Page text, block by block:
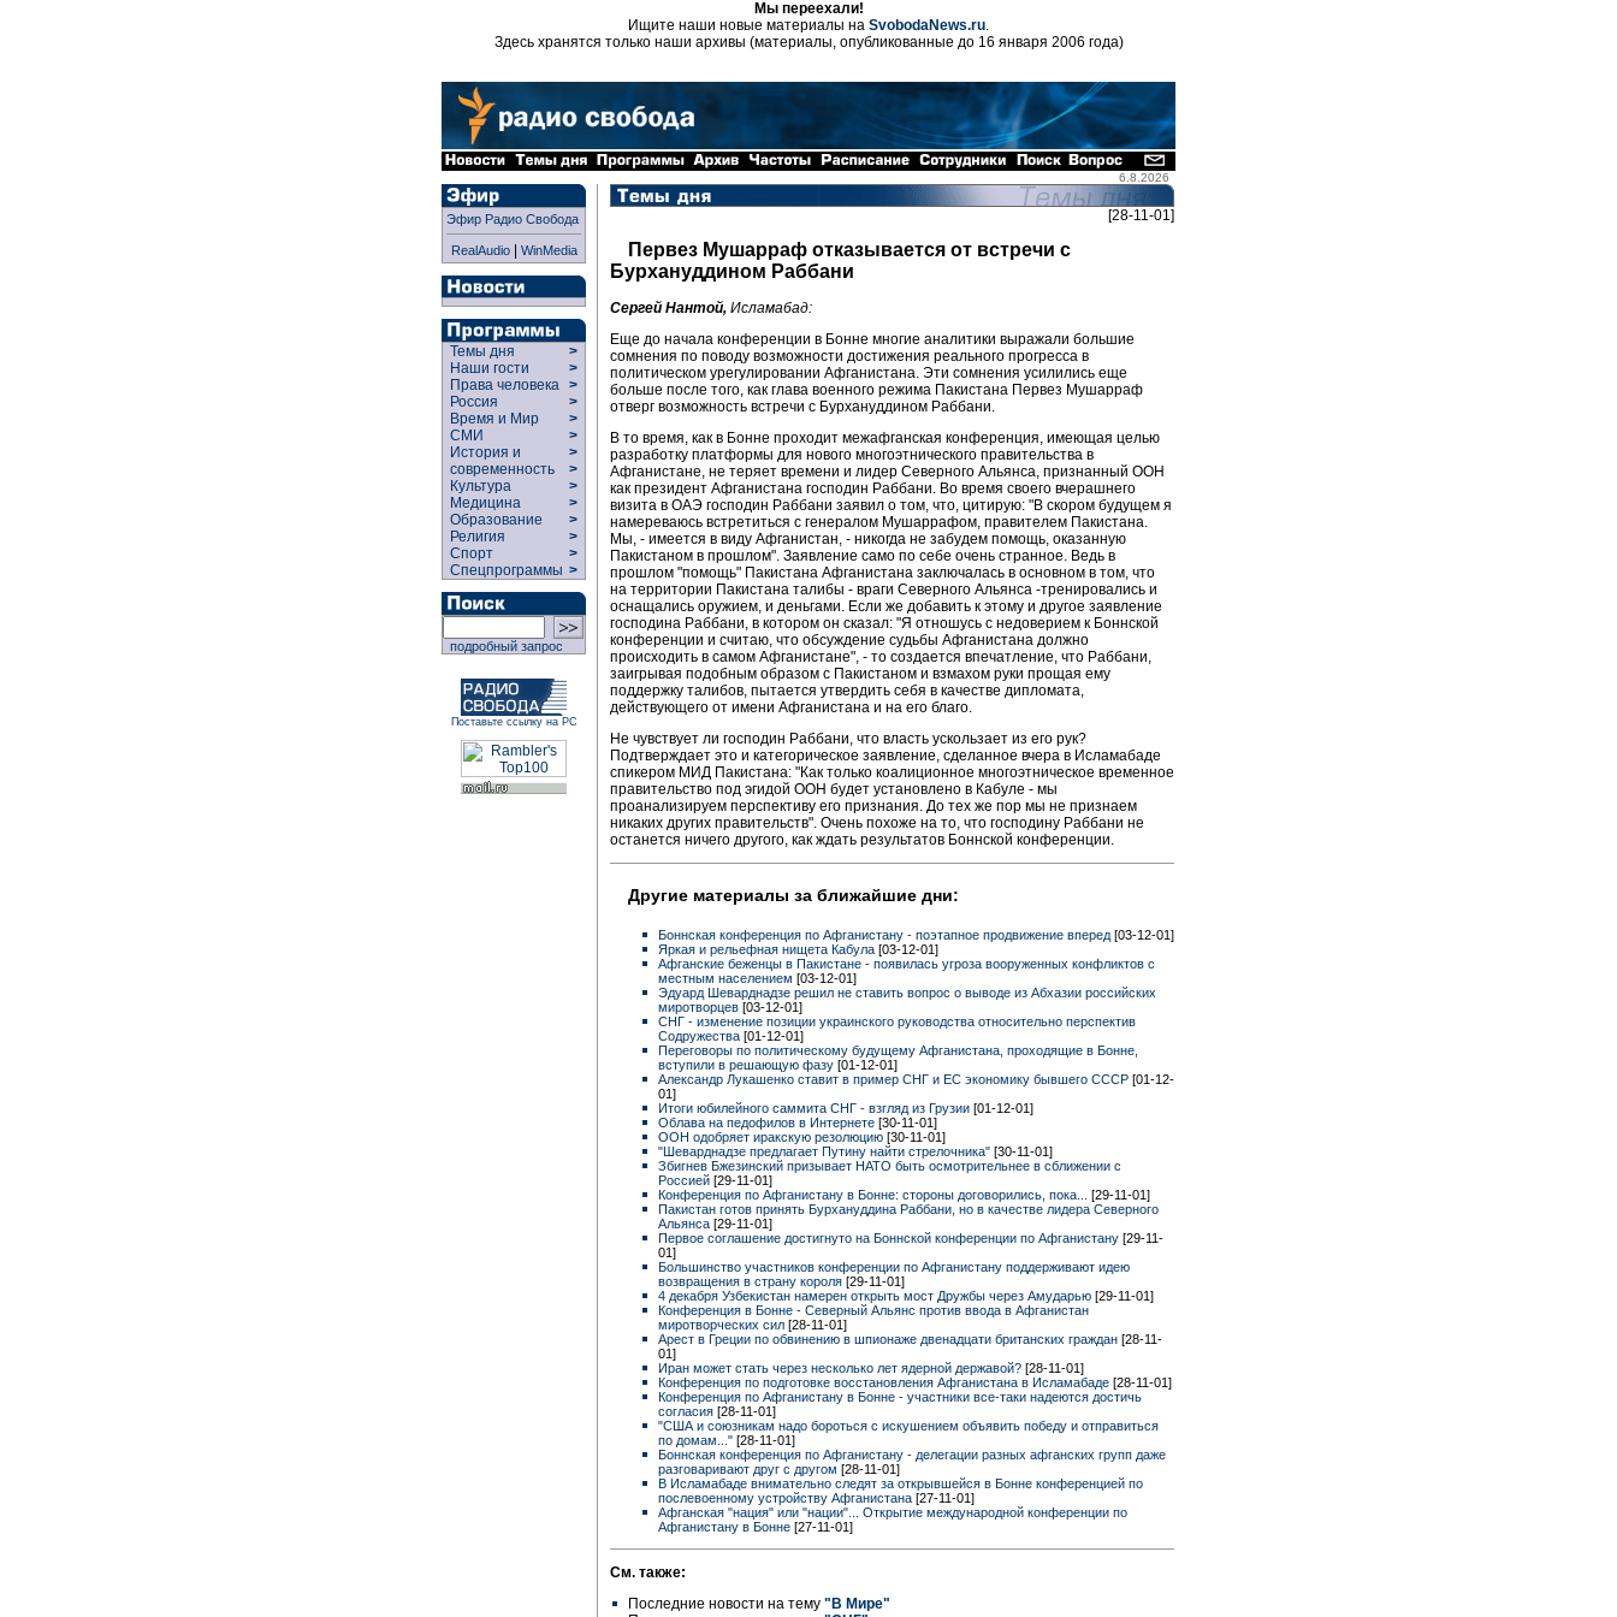
Мы переехали!
Ищите наши новые материалы на SvobodaNews.ru.
Здесь хранятся только наши архивы (материалы, опубликованные до 16 января 2006 года)
6.8.2026
Эфир Радио Свобода
RealAudio| WinMedia
Темы дня
>
Наши гости
>
Права человека >
Россия
>
Время и Мир
>
СМИ
>
История и
современность
>
>
Культура
>
Медицина
>
Образование
>
Религия
>
Спорт
>
Спецпрограммы >
подробный запрос
Поставьте ссылку на РС
[28-11-01]
Первез Мушарраф отказывается от встречи с
Бурхануддином Раббани
Сергей Нантой, Исламабад:
Еще до начала конференции в Бонне многие аналитики выражали большие
сомнения по поводу возможности достижения реального прогресса в
политическом урегулировании Афганистана. Эти сомнения усилились еще
больше после того, как глава военного режима Пакистана Первез Мушарраф
отверг возможность встречи с Бурхануддином Раббани.
В то время, как в Бонне проходит межафганская конференция, имеющая целью
разработку платформы для нового многоэтнического правительства в
Афганистане, не теряет времени и лидер Северного Альянса, признанный ООН
как президент Афганистана господин Раббани. Во время своего вчерашнего
визита в ОАЭ господин Раббани заявил о том, что, цитирую: "В скором будущем я
намереваюсь встретиться с генералом Мушаррафом, правителем Пакистана.
Мы, - имеется в виду Афганистан, - никогда не забудем помощь, оказанную
Пакистаном в прошлом". Заявление само по себе очень странное. Ведь в
прошлом "помощь" Пакистана Афганистана заключалась в основном в том, что
на территории Пакистана талибы - враги Северного Альянса -тренировались и
оснащались оружием, и деньгами. Если же добавить к этому и другое заявление
господина Раббани, в котором он сказал: "Я отношусь с недоверием к Боннской
конференции и считаю, что обсуждение судьбы Афганистана должно
происходить в самом Афганистане", - то создается впечатление, что Раббани,
заигрывая подобным образом с Пакистаном и взмахом руки прощая ему
поддержку талибов, пытается утвердить себя в качестве дипломата,
действующего от имени Афганистана и на его благо.
Не чувствует ли господин Раббани, что власть ускользает из его рук?
Подтверждает это и категорическое заявление, сделанное вчера в Исламабаде
спикером МИД Пакистана: "Как только коалиционное многоэтническое временное
правительство под эгидой ООН будет установлено в Кабуле - мы
проанализируем перспективу его признания. До тех же пор мы не признаем
никаких других правительств". Очень похоже на то, что господину Раббани не
останется ничего другого, как ждать результатов Боннской конференции.
Другие материалы за ближайшие дни:
Боннская конференция по Афганистану - поэтапное продвижение вперед [03-12-01]
Яркая и рельефная нищета Кабула [03-12-01]
Афганские беженцы в Пакистане - появилась угроза вооруженных конфликтов с
местным населением [03-12-01]
Эдуард Шеварднадзе решил не ставить вопрос о выводе из Абхазии российских
миротворцев [03-12-01]
СНГ - изменение позиции украинского руководства относительно перспектив
Содружества [01-12-01]
Переговоры по политическому будущему Афганистана, проходящие в Бонне,
вступили в решающую фазу [01-12-01]
Александр Лукашенко ставит в пример СНГ и ЕС экономику бывшего СССР [01-12-
01]
Итоги юбилейного саммита СНГ - взгляд из Грузии [01-12-01]
Облава на педофилов в Интернете [30-11-01]
ООН одобряет иракскую резолюцию [30-11-01]
"Шеварднадзе предлагает Путину найти стрелочника" [30-11-01]
Збигнев Бжезинский призывает НАТО быть осмотрительнее в сближении с
Россией [29-11-01]
Конференция по Афганистану в Бонне: стороны договорились, пока... [29-11-01]
Пакистан готов принять Бурхануддина Раббани, но в качестве лидера Северного
Альянса [29-11-01]
Первое соглашение достигнуто на Боннской конференции по Афганистану [29-11-
01]
Большинство участников конференции по Афганистану поддерживают идею
возвращения в страну короля [29-11-01]
4 декабря Узбекистан намерен открыть мост Дружбы через Амударью [29-11-01]
Конференция в Бонне - Северный Альянс против ввода в Афганистан
миротворческих сил [28-11-01]
Арест в Греции по обвинению в шпионаже двенадцати британских граждан [28-11-
01]
Иран может стать через несколько лет ядерной державой? [28-11-01]
Конференция по подготовке восстановления Афганистана в Исламабаде [28-11-01]
Конференция по Афганистану в Бонне - участники все-таки надеются достичь
согласия [28-11-01]
"США и союзникам надо бороться с искушением объявить победу и отправиться
по домам..." [28-11-01]
Боннская конференция по Афганистану - делегации разных афганских групп даже
разговаривают друг с другом [28-11-01]
В Исламабаде внимательно следят за открывшейся в Бонне конференцией по
послевоенному устройству Афганистана [27-11-01]
Афганская "нация" или "нации"... Открытие международной конференции по
Афганистану в Бонне [27-11-01]
См. также:
Последние новости на тему "В Мире"